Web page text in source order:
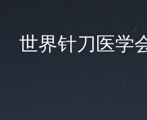
世界针刀医学